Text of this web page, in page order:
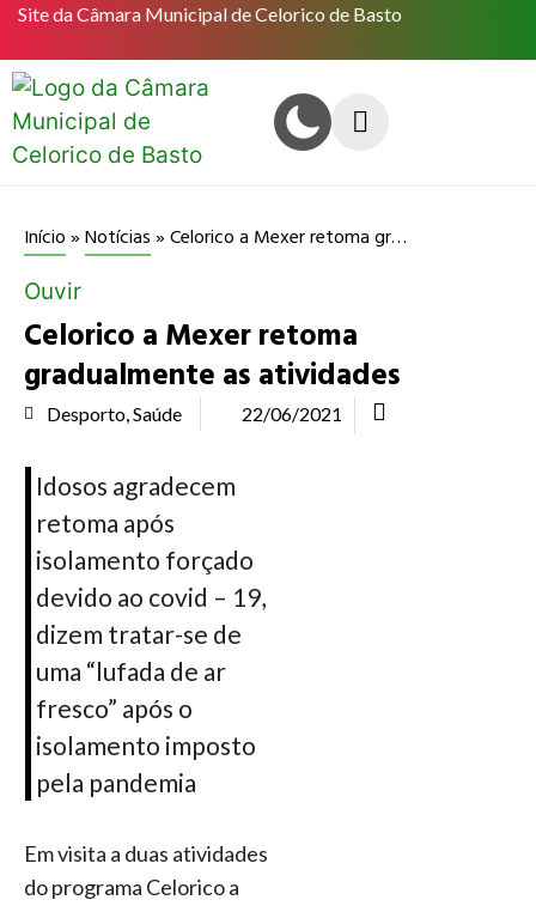
Site da Câmara Municipal de Celorico de Basto
Início»Notícias» Celorico a Mexer retoma gradualmente as atividades
Ouvir
Celorico a Mexer retoma
gradualmente as atividades
Desporto,Saúde 22/06/2021
Idosos agradecem
retoma após
isolamento forçado
devido ao covid – 19,
dizem tratar-se de
uma “lufada de ar
fresco” após o
isolamento imposto
pela pandemia
Em visita a duas atividades
do programa Celorico a